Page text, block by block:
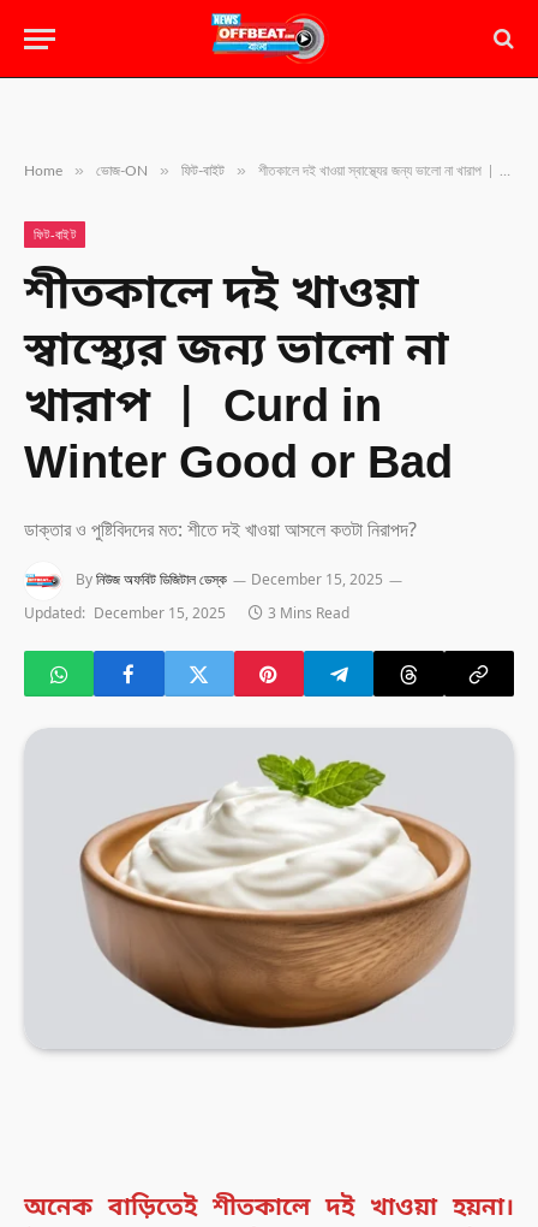
Home » ভোজ-ON » ফিট-বাইট » শীতকালে দই খাওয়া স্বাস্থ্যের জন্য ভালো না খারাপ | Curd in Winter Good or Bad
ফিট-বাইট
শীতকালে দই খাওয়া
স্বাস্থ্যের জন্য ভালো না
খারাপ | Curd in
Winter Good or Bad
ডাক্তার ও পুষ্টিবিদদের মত: শীতে দই খাওয়া আসলে কতটা নিরাপদ?
Byনিউজ অফবিট ডিজিটাল ডেস্ক
December 15, 2025
Updated: December 15, 2025 3 Mins Read
অনেক বাড়িতেই শীতকালে দই খাওয়া হয়না।